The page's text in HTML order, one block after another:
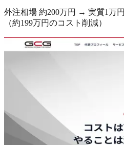
外注相場 約200万円 → 実質1万円
（約199万円のコスト削減）